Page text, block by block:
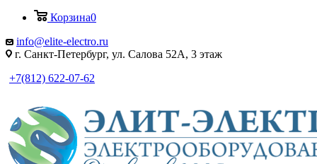
Корзина0
info@elite-electro.ru
г. Санкт-Петербург, ул. Салова 52А, 3 этаж
+7(812) 622-07-62